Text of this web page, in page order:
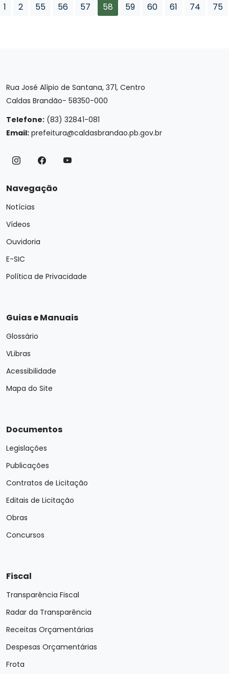
1 2 55 56 57 58 59 60 61 74 75
Rua José Alípio de Santana, 371, Centro
Caldas Brandão- 58350-000
Telefone: (83) 32841-081
Email: prefeitura@caldasbrandao.pb.gov.br
Navegação
Notícias
Vídeos
Ouvidoria
E-SIC
Política de Privacidade
Guias e Manuais
Glossário
VLibras
Acessibilidade
Mapa do Site
Documentos
Legislações
Publicações
Contratos de Licitação
Editais de Licitação
Obras
Concursos
Fiscal
Transparência Fiscal
Radar da Transparência
Receitas Orçamentárias
Despesas Orçamentárias
Frota